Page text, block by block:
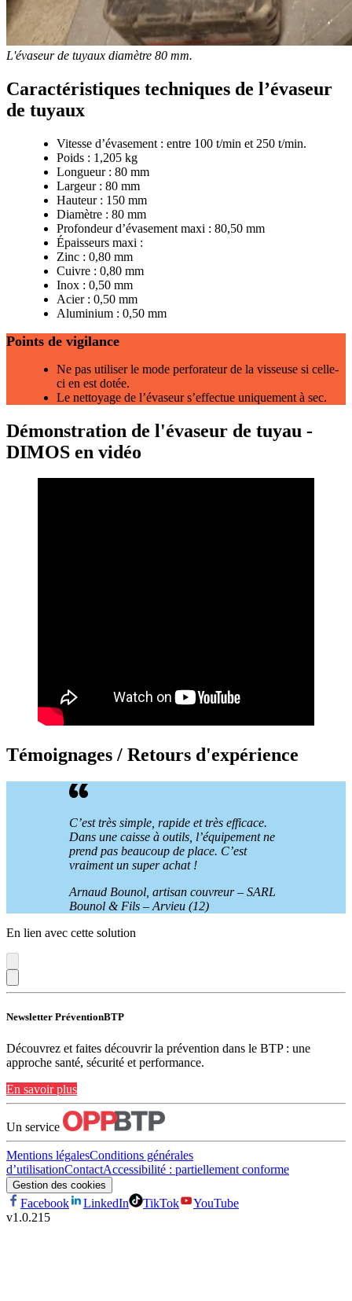
L'évaseur de tuyaux diamètre 80 mm.
Caractéristiques techniques de l’évaseur
de tuyaux
Vitesse d’évasement : entre 100 t/min et 250 t/min.
Poids : 1,205 kg
Longueur : 80 mm
Largeur : 80 mm
Hauteur : 150 mm
Diamètre : 80 mm
Profondeur d’évasement maxi : 80,50 mm
Épaisseurs maxi :
Zinc : 0,80 mm
Cuivre : 0,80 mm
Inox : 0,50 mm
Acier : 0,50 mm
Aluminium : 0,50 mm
Points de vigilance
Ne pas utiliser le mode perforateur de la visseuse si celle-
ci en est dotée.
Le nettoyage de l’évaseur s’effectue uniquement à sec.
Démonstration de l'évaseur de tuyau -
DIMOS en vidéo
Témoignages / Retours d'expérience
C’est très simple, rapide et très efficace.
Dans une caisse à outils, l’équipement ne
prend pas beaucoup de place. C’est
vraiment un super achat !
Arnaud Bounol, artisan couvreur – SARL
Bounol & Fils – Arvieu (12)
En lien avec cette solution
Newsletter PréventionBTP
Découvrez et faites découvrir la prévention dans le BTP : une
approche santé, sécurité et performance.
En savoir plus
Un service
Mentions légalesConditions générales
d’utilisationContactAccessibilité : partiellement conforme
Gestion des cookies
Facebook LinkedIn TikTok
YouTube
v1.0.215